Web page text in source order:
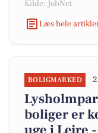
Kilde: JobNet
Læs hele
BOLIGMARKED
boliger er